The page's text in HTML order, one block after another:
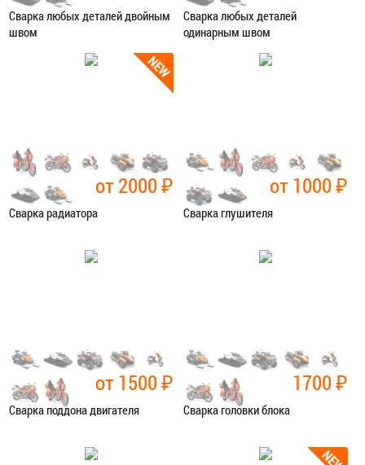
Сварка любых деталей двойным
швом
Сварочные работы
Сварка любых деталей
одинарным швом
Сварочные работы
от 2000₽
Сварка радиатора
Сварочные работы
от 1000₽
Сварка глушителя
Сварочные работы
от 1500₽
Сварка поддона двигателя
Сварочные работы
1700₽
Сварка головки блока
Сварочные работы